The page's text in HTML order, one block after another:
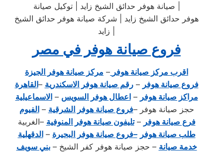
| صيانة هوفر حدائق الشيخ زايد | توكيل صيانة
هوفر حدائق الشيخ زايد | شركة صيانة هوفر حدائق الشيخ
فروع صيانة هوفر في مصر
مركز صيانة هوفر الجيزة – اقرب مركز صيانة هوفر
القاهرة– رقم صيانة هوفر الاسكندرية– فروع صيانة هوفر
الاسماعيلية– اعطال هوفر السويس– مراكز صيانة هوفر
الفيوم– فروع صيانة هوفر الشرقية– حجز صيانة هوفر
الغربية– تليفون صيانة هوفر المنوفية– فرع صيانة هوفر
الدقهلية– فروع صيانة هوفر البحيرة– طلب صيانة هوفر
بني سويف– حجز صيانة هوفر كفر الشيخ – خدمة صيانة